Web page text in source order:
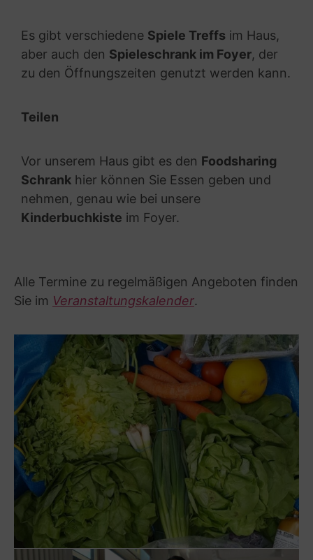
Es gibt verschiedene Spiele Treffs im Haus,
aber auch den Spieleschrank im Foyer, der
zu den Öffnungszeiten genutzt werden kann.
Teilen
Vor unserem Haus gibt es den Foodsharing
Schrank hier können Sie Essen geben und
nehmen, genau wie bei unsere
Kinderbuchkiste im Foyer.
Alle Termine zu regelmäßigen Angeboten finden
Sie im Veranstaltungskalender.